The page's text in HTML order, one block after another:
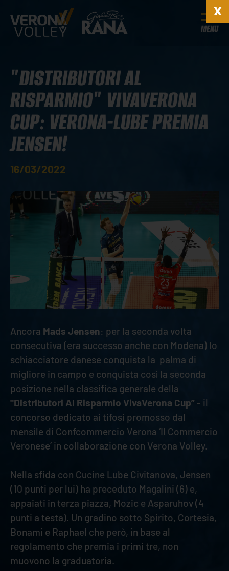
MENU
"DISTRIBUTORI AL
RISPARMIO" VIVAVERONA
CUP: VERONA-LUBE PREMIA
JENSEN!
16/03/2022
Ancora Mads Jensen: per la seconda volta
consecutiva (era successo anche con Modena) lo
schiacciatore danese conquista la palma di
migliore in campo e conquista così la seconda
posizione nella classifica generale della
"Distributori Al Risparmio VivaVerona Cup” - il
concorso dedicato ai tifosi promosso dal
mensile di Confcommercio Verona ‘Il Commercio
Veronese’ in collaborazione con Verona Volley.
Nella sfida con Cucine Lube Civitanova, Jensen
(10 punti per lui) ha preceduto Magalini (6) e,
appaiati in terza piazza, Mozic e Asparuhov (4
punti a testa). Un gradino sotto Spirito, Cortesia,
Bonami e Raphael che però, in base al
regolamento che premia i primi tre, non
muovono la graduatoria.